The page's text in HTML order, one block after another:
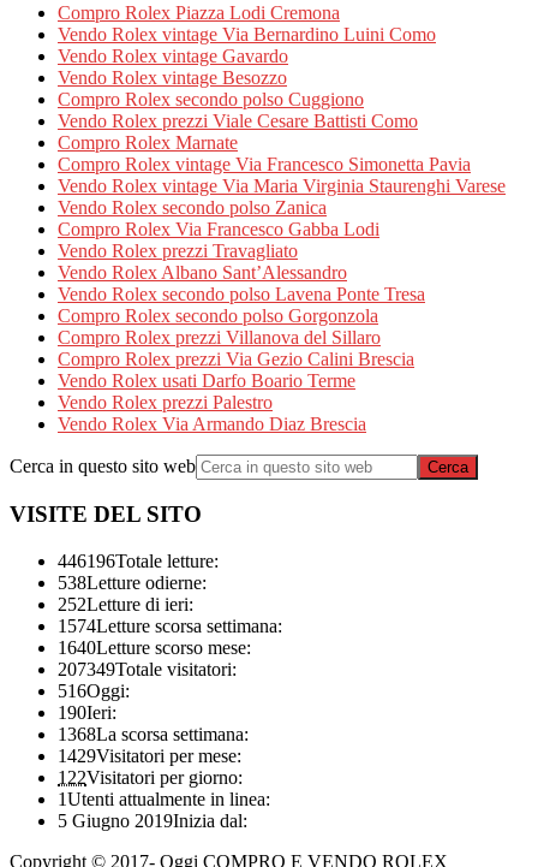
Compro Rolex Piazza Lodi Cremona
Vendo Rolex vintage Via Bernardino Luini Como
Vendo Rolex vintage Gavardo
Vendo Rolex vintage Besozzo
Compro Rolex secondo polso Cuggiono
Vendo Rolex prezzi Viale Cesare Battisti Como
Compro Rolex Marnate
Compro Rolex vintage Via Francesco Simonetta Pavia
Vendo Rolex vintage Via Maria Virginia Staurenghi Varese
Vendo Rolex secondo polso Zanica
Compro Rolex Via Francesco Gabba Lodi
Vendo Rolex prezzi Travagliato
Vendo Rolex Albano Sant’Alessandro
Vendo Rolex secondo polso Lavena Ponte Tresa
Compro Rolex secondo polso Gorgonzola
Compro Rolex prezzi Villanova del Sillaro
Compro Rolex prezzi Via Gezio Calini Brescia
Vendo Rolex usati Darfo Boario Terme
Vendo Rolex prezzi Palestro
Vendo Rolex Via Armando Diaz Brescia
Cerca in questo sito web
VISITE DEL SITO
446196Totale letture:
538Letture odierne:
252Letture di ieri:
1574Letture scorsa settimana:
1640Letture scorso mese:
207349Totale visitatori:
516Oggi:
190Ieri:
1368La scorsa settimana:
1429Visitatori per mese:
122Visitatori per giorno:
1Utenti attualmente in linea:
5 Giugno 2019Inizia dal:
Copyright © 2017- Oggi COMPRO E VENDO ROLEX